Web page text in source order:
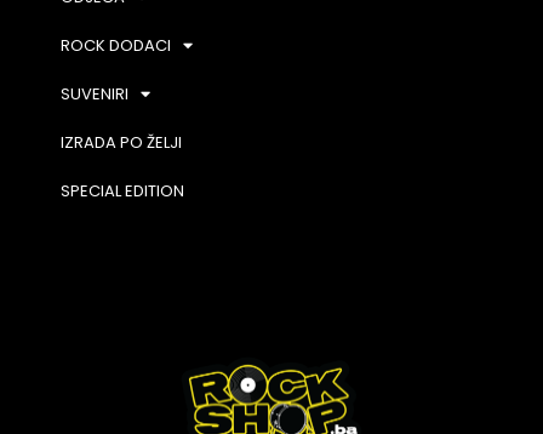
ROCK DODACI
SUVENIRI
IZRADA PO ŽELJI
SPECIAL EDITION